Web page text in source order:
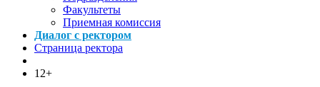
Факультеты
Приемная комиссия
Диалог с ректором
Страница ректора
12+